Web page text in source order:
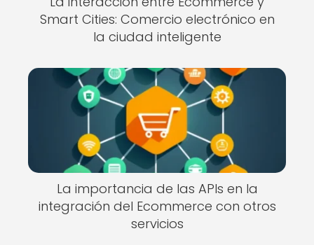
Smart Cities: Comercio electrónico en
la ciudad inteligente
La importancia de las APIs en la
integración del Ecommerce con otros
servicios